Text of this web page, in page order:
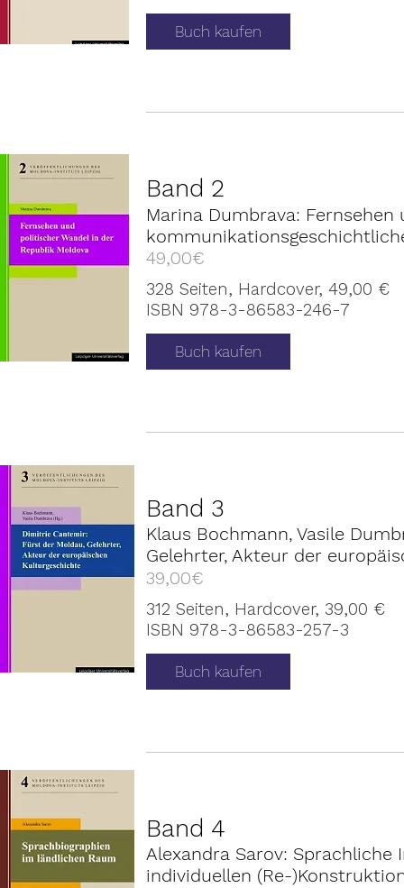
Buch kaufen
Band 2
Marina Dumbrava:
49,00€
328 Seiten, Hardcover, 49,00 €
ISBN 978-3-86583-246-7
Buch kaufen
Band 3
Klaus Bochmann, Vasile
Gelehrter, Akteur der
39,00€
312 Seiten, Hardcover, 39,00 €
ISBN 978-3-86583-257-3
Buch kaufen
Band 4
Alexandra Sarov:
individuellen (Re-